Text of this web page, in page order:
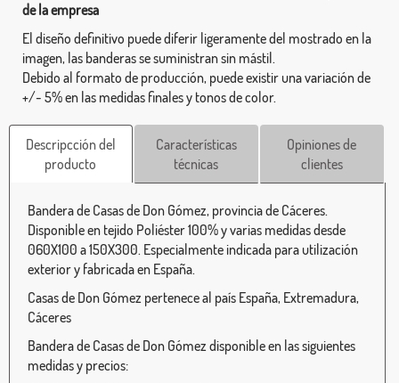
de la empresa
El diseño definitivo puede diferir ligeramente del mostrado en la
imagen, las banderas se suministran sin mástil.
Debido al formato de producción, puede existir una variación de
+/- 5% en las medidas finales y tonos de color.
Descripcción del
producto
Características
técnicas
Opiniones de
clientes
Bandera de Casas de Don Gómez, provincia de Cáceres.
Disponible en tejido Poliéster 100% y varias medidas desde
060X100 a 150X300. Especialmente indicada para utilización
exterior y fabricada en España.
Casas de Don Gómez pertenece al país España, Extremadura,
Cáceres
Bandera de Casas de Don Gómez disponible en las siguientes
medidas y precios: